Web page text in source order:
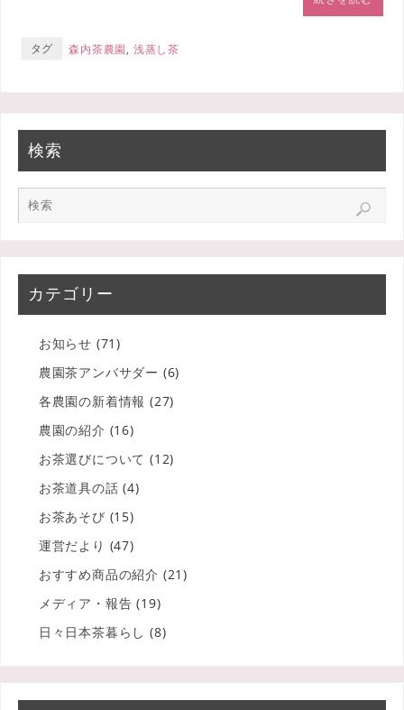
タグ 森内茶農園, 浅蒸し茶
検索
カテゴリー
お知らせ (71)
農園茶アンバサダー (6)
各農園の新着情報 (27)
農園の紹介 (16)
お茶選びについて (12)
お茶道具の話 (4)
お茶あそび (15)
運営だより (47)
おすすめ商品の紹介 (21)
メディア・報告 (19)
日々日本茶暮らし (8)